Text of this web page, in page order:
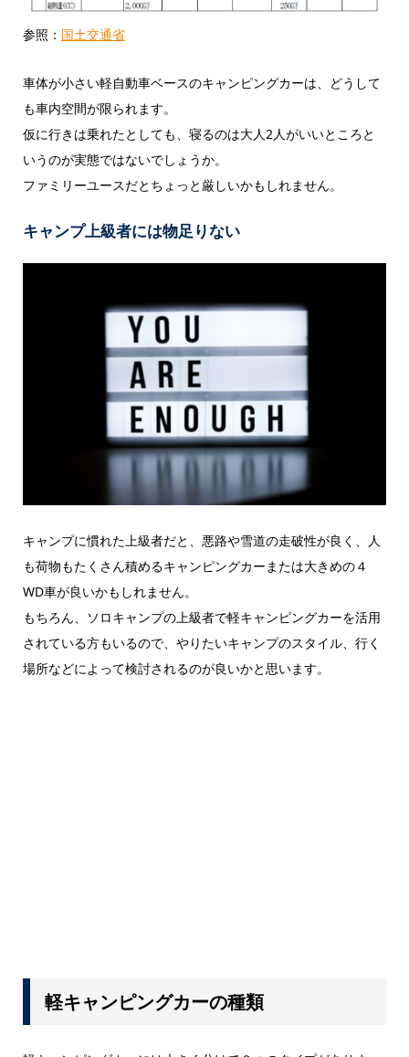
参照： 国土交通省
車体が小さい軽自動車ベースのキャンピングカーは、どうして
も車内空間が限られます。
仮に行きは乗れたとしても、寝るのは大人2人がいいところと
いうのが実態ではないでしょうか。
ファミリーユースだとちょっと厳しいかもしれません。
キャンプ上級者には物足りない
キャンプに慣れた上級者だと、悪路や雪道の走破性が良く、人
も荷物もたくさん積めるキャンピングカーまたは大きめの４
WD車が良いかもしれません。
もちろん、ソロキャンプの上級者で軽キャンピングカーを活用
されている方もいるので、やりたいキャンプのスタイル、行く
場所などによって検討されるのが良いかと思います。
軽キャンピングカーの種類